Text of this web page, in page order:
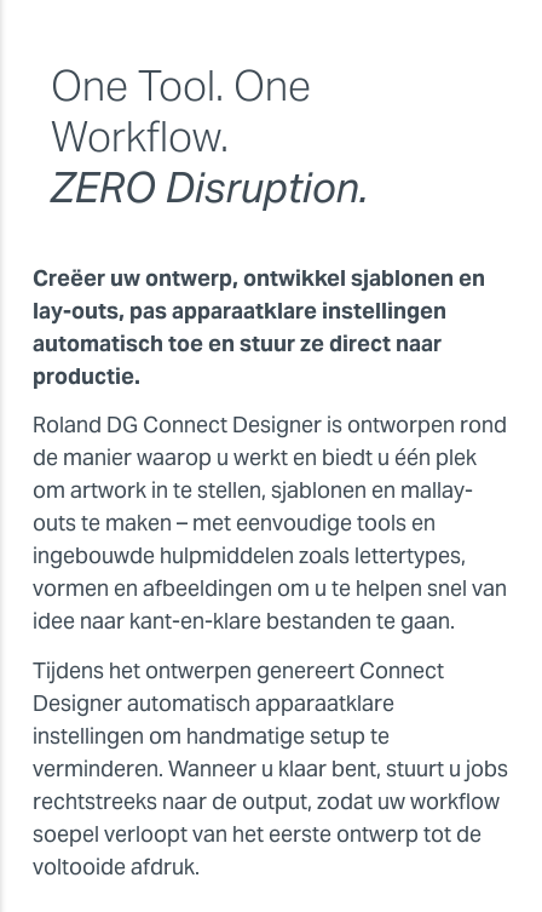
One Tool. One
Workflow.
ZERO Disruption.
Creëer uw ontwerp, ontwikkel sjablonen en
lay-outs, pas apparaatklare instellingen
automatisch toe en stuur ze direct naar
productie.
Roland DG Connect Designer is ontworpen rond
de manier waarop u werkt en biedt u één plek
om artwork in te stellen, sjablonen en mallay-
outs te maken – met eenvoudige tools en
ingebouwde hulpmiddelen zoals lettertypes,
vormen en afbeeldingen om u te helpen snel van
idee naar kant-en-klare bestanden te gaan.
Tijdens het ontwerpen genereert Connect
Designer automatisch apparaatklare
instellingen om handmatige setup te
verminderen. Wanneer u klaar bent, stuurt u jobs
rechtstreeks naar de output, zodat uw workflow
soepel verloopt van het eerste ontwerp tot de
voltooide afdruk.